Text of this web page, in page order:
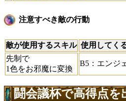
注意すべき敵の行動
敵が使用するスキル 使用してく
先制で
1色をお邪魔に変換
B5：エンジ
闘会議杯で高得点